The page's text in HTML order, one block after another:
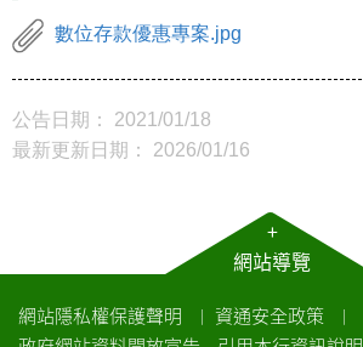
數位存款優惠專案.jpg
公告日期： 2021/01/18
最新更新日期： 2026/01/16
+
網站導覽
網站隱私權保護聲明 ｜ 資通安全政策 ｜